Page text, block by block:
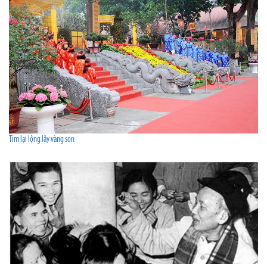
Tìm lại lộng lẫy vàng son